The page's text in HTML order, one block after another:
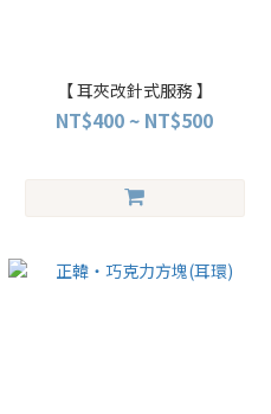
【 耳夾改針式服務 】
NT$400 ~ NT$500